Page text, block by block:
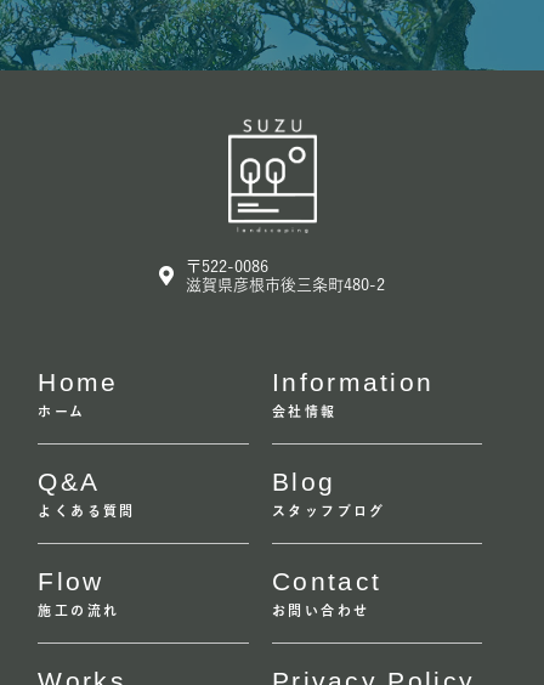
〒522-0086
滋賀県彦根市後三条町480-2
Home
ホーム
Q&A
よくある質問
Flow
施工の流れ
Information
会社情報
Blog
スタッフブログ
Contact
お問い合わせ